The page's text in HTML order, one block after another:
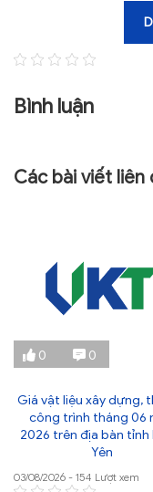
Bình luận
Các bài viết liên
0 0
Giá vật liệu xây dựng,
công trình tháng 06
2026 trên địa bàn tỉnh
Yên
03/08/2026 - 154 Lượt xem